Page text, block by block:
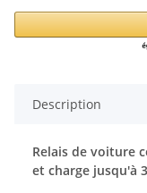
Description
Relais de voiture
et charge jusqu'à